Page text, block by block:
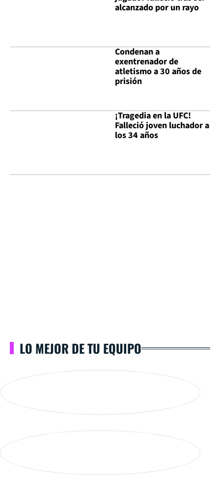
alcanzado por un rayo
Condenan a
exentrenador de
atletismo a 30 años de
prisión
¡Tragedia en la UFC!
Falleció joven luchador a
los 34 años
LO MEJOR DE TU EQUIPO